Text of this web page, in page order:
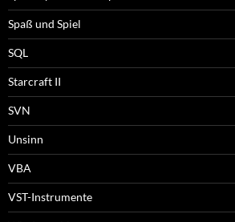
Spaß und Spiel
SQL
Starcraft II
SVN
Unsinn
VBA
VST-Instrumente